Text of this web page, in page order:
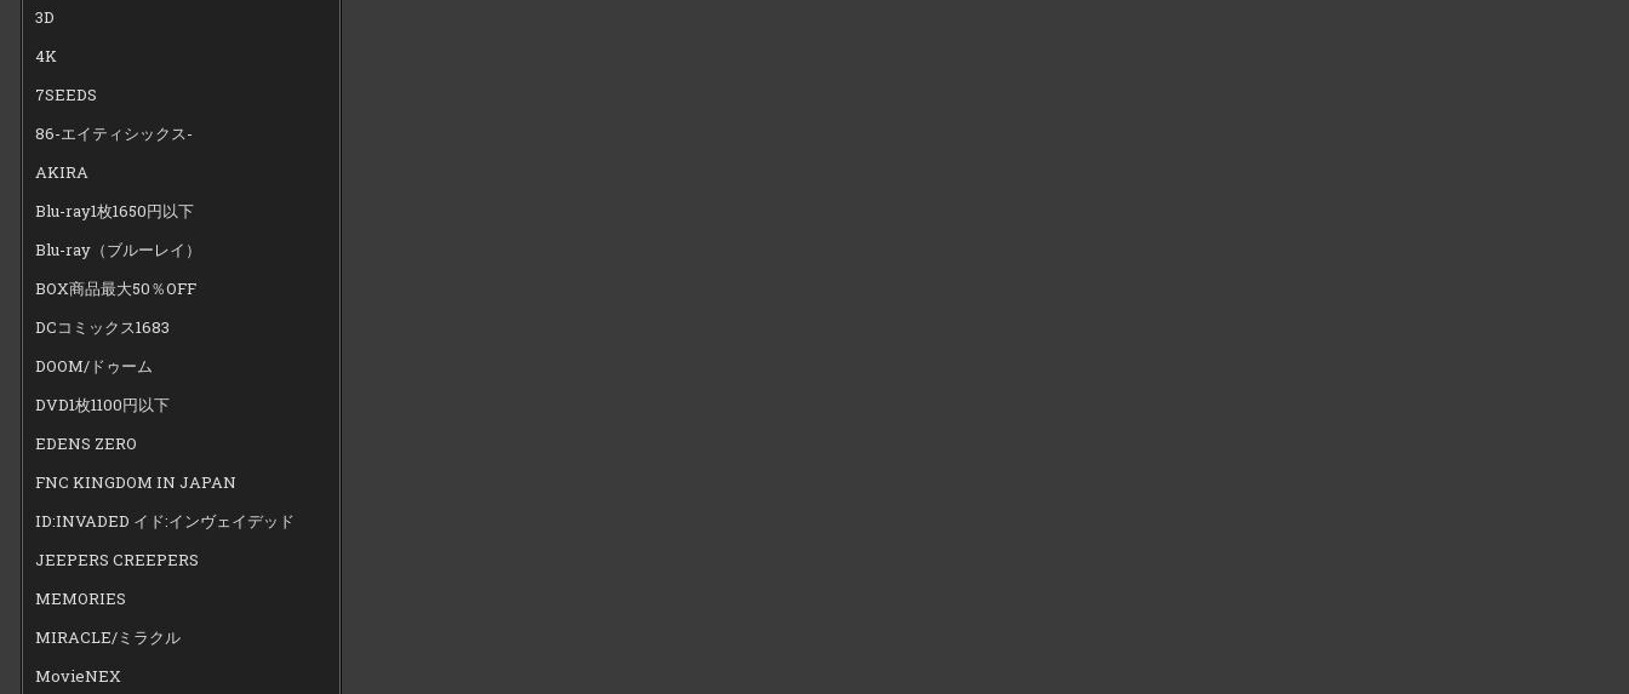
3D
4K
7SEEDS
86-エイティシックス-
AKIRA
Blu-ray1枚1650円以下
Blu-ray（ブルーレイ）
BOX商品最大50％OFF
DCコミックス1683
DOOM/ドゥーム
DVD1枚1100円以下
EDENS ZERO
FNC KINGDOM IN JAPAN
ID:INVADED イド:インヴェイデッド
JEEPERS CREEPERS
MEMORIES
MIRACLE/ミラクル
MovieNEX